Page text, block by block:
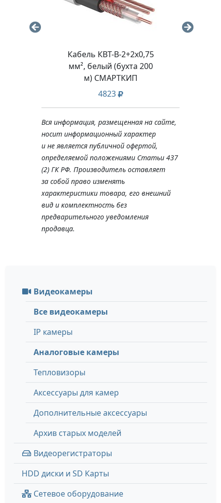
Кабель КВТ-В-2+2x0,75
мм², белый (бухта 200
м) СМАРТКИП
4823
Вся информация, размещенная на сайте,
носит информационный характер
и не является публичной офертой,
определяемой положениями Статьи 437
(2) ГК РФ. Производитель оставляет
за собой право изменять
характеристики товара, его внешний
вид и комплектность без
предварительного уведомления
продавца.
Видеокамеры
Все видеокамеры
IP камеры
Аналоговые камеры
Тепловизоры
Аксессуары для камер
Дополнительные аксессуары
Архив старых моделей
Видеорегистраторы
HDD диски и SD Карты
Сетевое оборудование